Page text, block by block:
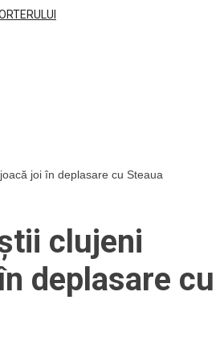
joi în deplasare cu Steaua
clujeni
deplasare cu